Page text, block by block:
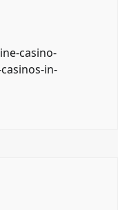
casino-
in-